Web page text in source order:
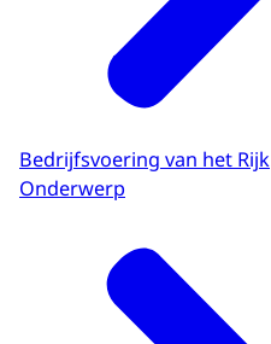
Bedrijfsvoering van het Rijk
Onderwerp